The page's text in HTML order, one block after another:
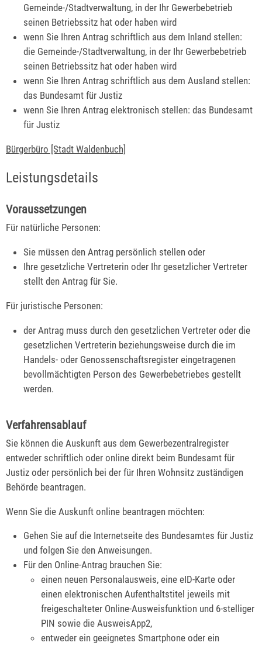
Gemeinde-/Stadtverwaltung, in der Ihr Gewerbebetrieb
seinen Betriebssitz hat oder haben wird
wenn Sie Ihren Antrag schriftlich aus dem Inland stellen:
die Gemeinde-/Stadtverwaltung, in der Ihr Gewerbebetrieb
seinen Betriebssitz hat oder haben wird
wenn Sie Ihren Antrag schriftlich aus dem Ausland stellen:
das Bundesamt für Justiz
wenn Sie Ihren Antrag elektronisch stellen: das Bundesamt
für Justiz
Bürgerbüro [Stadt Waldenbuch]
Leistungsdetails
Voraussetzungen
Für natürliche Personen:
Sie müssen den Antrag persönlich stellen oder
Ihre gesetzliche Vertreterin oder Ihr gesetzlicher Vertreter
stellt den Antrag für Sie.
Für juristische Personen:
der Antrag muss durch den gesetzlichen Vertreter oder die
gesetzlichen Vertreterin beziehungsweise durch die im
Handels- oder Genossenschaftsregister eingetragenen
bevollmächtigten Person des Gewerbebetriebes gestellt
werden.
Verfahrensablauf
Sie können die Auskunft aus dem Gewerbezentralregister
entweder schriftlich oder online direkt beim Bundesamt für
Justiz oder persönlich bei der für Ihren Wohnsitz zuständigen
Behörde beantragen.
Wenn Sie die Auskunft online beantragen möchten:
Gehen Sie auf die Internetseite des Bundesamtes für Justiz
und folgen Sie den Anweisungen.
Für den Online-Antrag brauchen Sie:
einen neuen Personalausweis, eine eID-Karte oder
einen elektronischen Aufenthaltstitel jeweils mit
freigeschalteter Online-Ausweisfunktion und 6-stelliger
PIN sowie die AusweisApp2,
entweder ein geeignetes Smartphone oder ein